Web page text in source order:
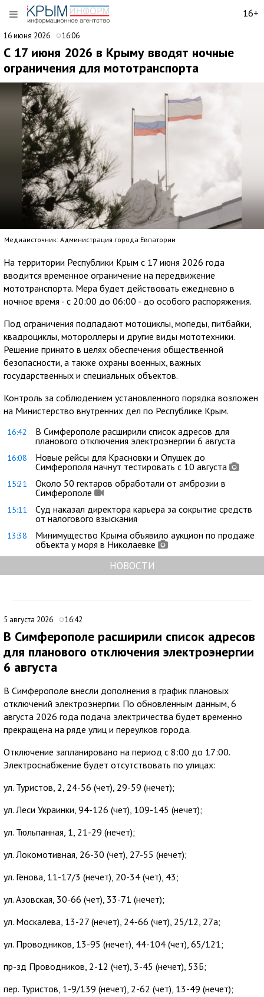
16+
16 июня 2026 16:06
С 17 июня 2026 в Крыму вводят ночные
ограничения для мототранспорта
Медиаисточник: Администрация города Евпатории
На территории Республики Крым с 17 июня 2026 года
вводится временное ограничение на передвижение
мототранспорта. Мера будет действовать ежедневно в
ночное время - с 20:00 до 06:00 - до особого распоряжения.
Под ограничения подпадают мотоциклы, мопеды, питбайки,
квадроциклы, мотороллеры и другие виды мототехники.
Решение принято в целях обеспечения общественной
безопасности, а также охраны военных, важных
государственных и специальных объектов.
Контроль за соблюдением установленного порядка возложен
на Министерство внутренних дел по Республике Крым.
16:42
В Симферополе расширили список адресов для
планового отключения электроэнергии 6 августа
16:08
Новые рейсы для Красновки и Опушек до
Симферополя начнут тестировать с 10 августа
15:21
Около 50 гектаров обработали от амброзии в
Симферополе
15:11
Суд наказал директора карьера за сокрытие средств
от налогового взыскания
13:38
Минимущество Крыма объявило аукцион по продаже
объекта у моря в Николаевке
НОВОСТИ
5 августа 2026 16:42
В Симферополе расширили список адресов
для планового отключения электроэнергии
6 августа
В Симферополе внесли дополнения в график плановых
отключений электроэнергии. По обновленным данным, 6
августа 2026 года подача электричества будет временно
прекращена на ряде улиц и переулков города.
Отключение запланировано на период с 8:00 до 17:00.
Электроснабжение будет отсутствовать по улицах:
ул. Туристов, 2, 24-56 (чет), 29-59 (нечет);
ул. Леси Украинки, 94-126 (чет), 109-145 (нечет);
ул. Тюльпанная, 1, 21-29 (нечет);
ул. Локомотивная, 26-30 (чет), 27-55 (нечет);
ул. Генова, 11-17/3 (нечет), 20-34 (чет), 43;
ул. Азовская, 30-66 (чет), 33-71 (нечет);
ул. Москалева, 13-27 (нечет), 24-66 (чет), 25/12, 27а;
ул. Проводников, 13-95 (нечет), 44-104 (чет), 65/121;
пр-зд Проводников, 2-12 (чет), 3-45 (нечет), 53Б;
пер. Туристов, 1-9/139 (нечет), 2-62 (чет), 13-49 (нечет);